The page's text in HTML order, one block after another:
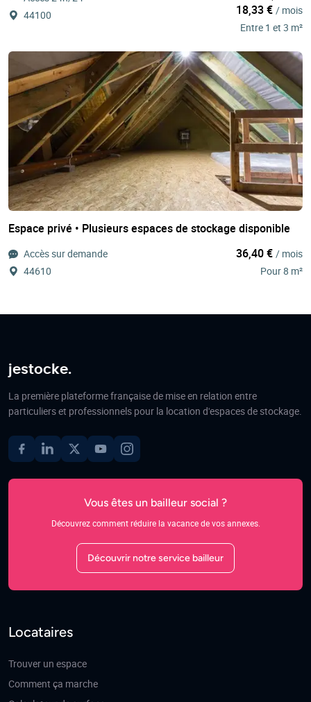
44100
18,33 € / mois
Entre 1 et 3 m²
Espace privé • Plusieurs espaces de stockage disponible
Accès sur demande
44610
36,40 € / mois
Pour 8 m²
jestocke.
La première plateforme française de mise en relation entre
particuliers et professionnels pour la location d'espaces de stockage.
Vous êtes un bailleur social ?
Découvrez comment réduire la vacance de vos annexes.
Découvrir notre service bailleur
Locataires
Trouver un espace
Comment ça marche